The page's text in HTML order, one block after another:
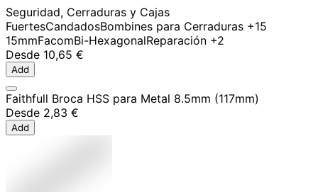
Seguridad, Cerraduras y Cajas
FuertesCandadosBombines para Cerraduras +15
15mmFacomBi-HexagonalReparación +2
Desde 10,65 €
Add
Faithfull Broca HSS para Metal 8.5mm (117mm)
Desde 2,83 €
Add